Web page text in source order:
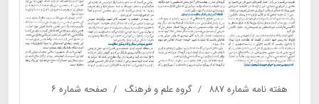
هفته نامه شماره ۸۸۷ گروه علم و فرهنگ صفحه شماره ۶